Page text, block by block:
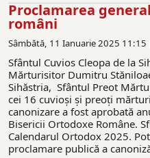
Proclamarea
români
Sâmbătă, 11 Ianuarie 2025 11:15
Sfântul Cuvios Cleopa de la
Mărturisitor Dumitru
Sihăstria, Sfântul Preot
cei 16 cuvioși și preoți
canonizare a fost aprobată
Bisericii Ortodoxe Române.
Calendarul Ortodox 2025.
proclamare publică a